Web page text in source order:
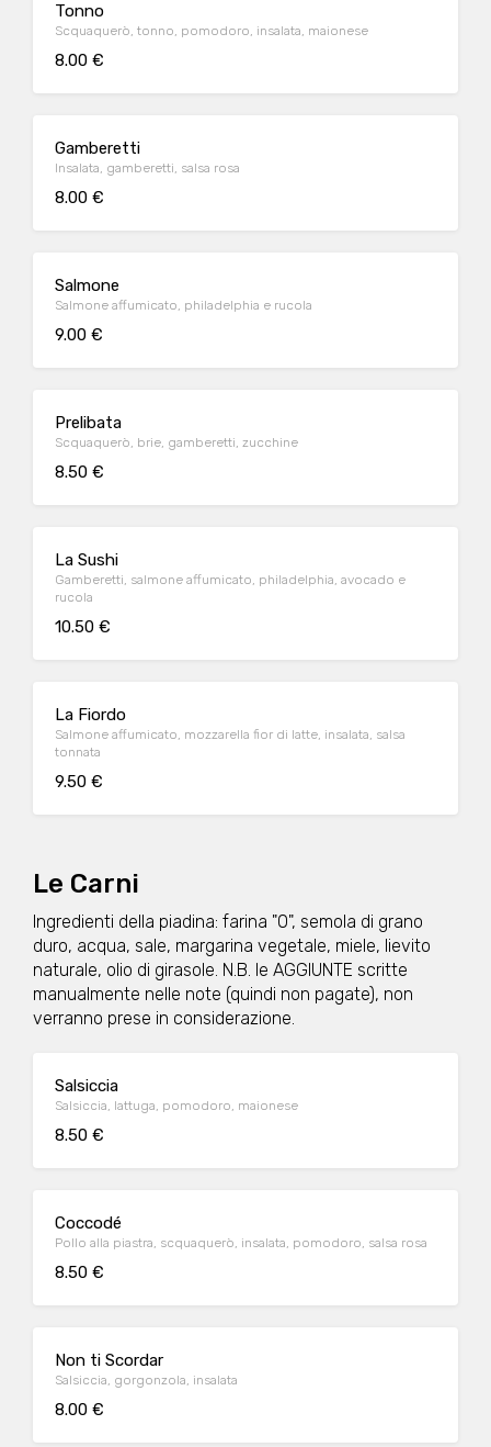
Tonno
Scquaquerò, tonno, pomodoro, insalata, maionese
8.00 €
Gamberetti
Insalata, gamberetti, salsa rosa
8.00 €
Salmone
Salmone affumicato, philadelphia e rucola
9.00 €
Prelibata
Scquaquerò, brie, gamberetti, zucchine
8.50 €
La Sushi
Gamberetti, salmone affumicato, philadelphia, avocado e
rucola
10.50 €
La Fiordo
Salmone affumicato, mozzarella fior di latte, insalata, salsa
tonnata
9.50 €
Le Carni
Ingredienti della piadina: farina "0", semola di grano
duro, acqua, sale, margarina vegetale, miele, lievito
naturale, olio di girasole. N.B. le AGGIUNTE scritte
manualmente nelle note (quindi non pagate), non
verranno prese in considerazione.
Salsiccia
Salsiccia, lattuga, pomodoro, maionese
8.50 €
Coccodé
Pollo alla piastra, scquaquerò, insalata, pomodoro, salsa rosa
8.50 €
Non ti Scordar
Salsiccia, gorgonzola, insalata
8.00 €